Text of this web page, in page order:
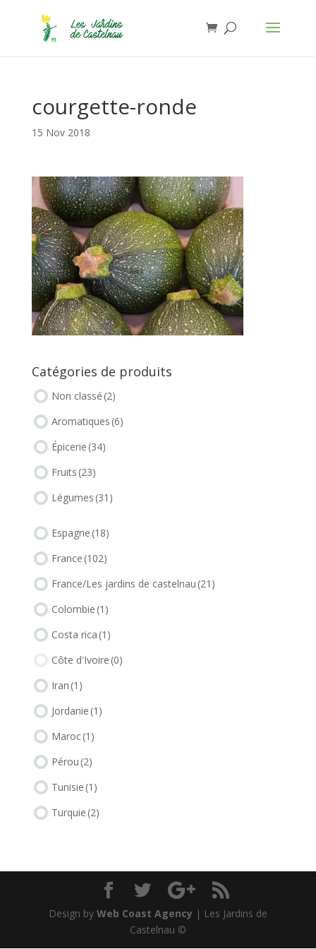
courgette-ronde
15 Nov 2018
Catégories de produits
Non classé (2)
Aromatiques (6)
Épicerie (34)
Fruits (23)
Légumes (31)
Espagne (18)
France (102)
France/Les jardins de castelnau (21)
Colombie (1)
Costa rica (1)
Côte d'Ivoire (0)
Iran (1)
Jordanie (1)
Maroc(1)
Pérou (2)
Tunisie (1)
Turquie (2)
Design by Web Coast Agency | Les Jardins de
Castelnau ©
Jardins de Castelnau - Organic Food
Anthony Lasserre
Gratuit - In Google Play
Installer